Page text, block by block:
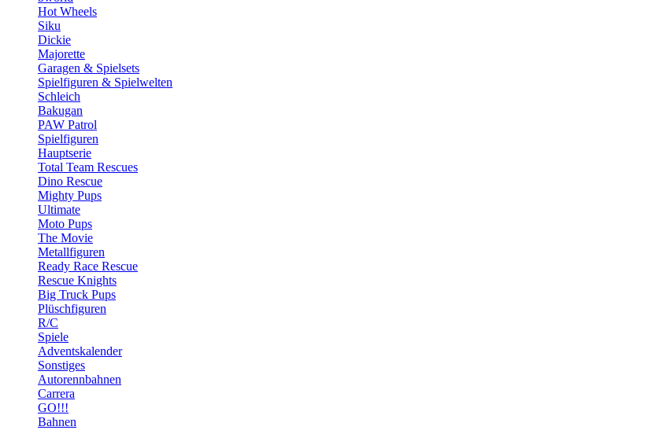
Hot Wheels
Siku
Dickie
Majorette
Garagen & Spielsets
Spielfiguren & Spielwelten
Schleich
Bakugan
PAW Patrol
Spielfiguren
Hauptserie
Total Team Rescues
Dino Rescue
Mighty Pups
Ultimate
Moto Pups
The Movie
Metallfiguren
Ready Race Rescue
Rescue Knights
Big Truck Pups
Plüschfiguren
R/C
Spiele
Adventskalender
Sonstiges
Autorennbahnen
Carrera
GO!!!
Bahnen